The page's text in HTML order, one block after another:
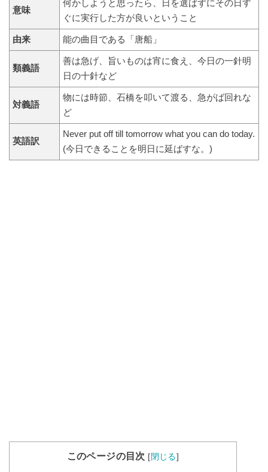
意味
何かしようと思ったら、日を選ばずにその日す
ぐに実行した方が良いということ
由来 能の曲目である「唐船」
類義語
善は急げ、旨いものは宵に食え、今日の一針明
日の十針など
対義語
物には時節、石橋を叩いて渡る、急がば回れな
ど
英語訳
Never put off till tomorrow what you can do today.
(今日できることを明日に延ばすな。)
このページの目次 [閉じる]